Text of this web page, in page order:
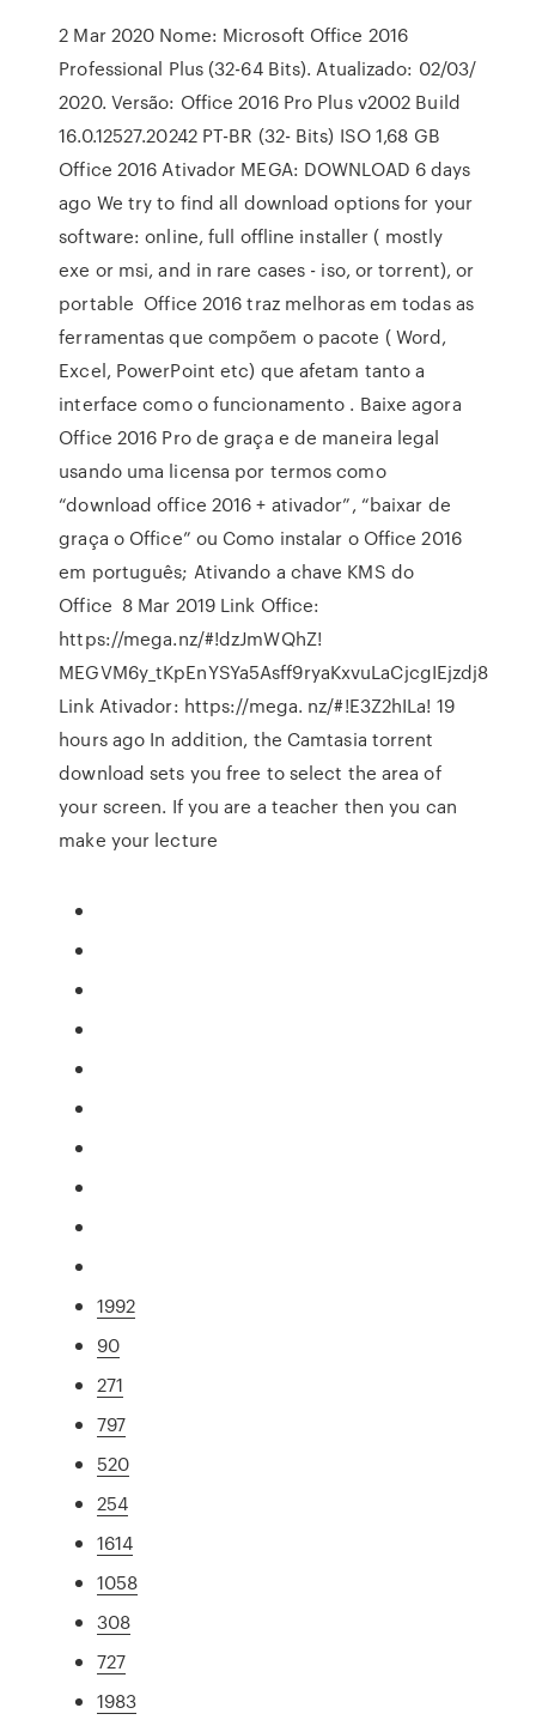
2 Mar 2020 Nome: Microsoft Office 2016
Professional Plus (32-64 Bits). Atualizado: 02/03/
2020. Versão: Office 2016 Pro Plus v2002 Build
16.0.12527.20242 PT-BR (32- Bits) ISO 1,68 GB
Office 2016 Ativador MEGA: DOWNLOAD 6 days
ago We try to find all download options for your
software: online, full offline installer ( mostly
exe or msi, and in rare cases - iso, or torrent), or
portable Office 2016 traz melhoras em todas as
ferramentas que compõem o pacote ( Word,
Excel, PowerPoint etc) que afetam tanto a
interface como o funcionamento . Baixe agora
Office 2016 Pro de graça e de maneira legal
usando uma licensa por termos como
“download office 2016 + ativador”, “baixar de
graça o Office” ou Como instalar o Office 2016
em português; Ativando a chave KMS do
Office 8 Mar 2019 Link Office:
https://mega.nz/#!dzJmWQhZ!
MEGVM6y_tKpEnYSYa5Asff9ryaKxvuLaCjcgIEjzdj8
Link Ativador: https://mega. nz/#!E3Z2hILa! 19
hours ago In addition, the Camtasia torrent
download sets you free to select the area of
your screen. If you are a teacher then you can
make your lecture
1992
90
271
797
520
254
1614
1058
308
727
1983